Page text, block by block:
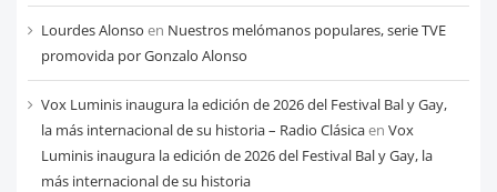
Lourdes Alonso en Nuestros melómanos populares, serie TVE
promovida por Gonzalo Alonso
Vox Luminis inaugura la edición de 2026 del Festival Bal y Gay,
la más internacional de su historia – Radio Clásicaen Vox
Luminis inaugura la edición de 2026 del Festival Bal y Gay, la
más internacional de su historia